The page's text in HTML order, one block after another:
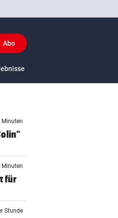
Abo
US-Sport
Minuten
Minuten
für
Stunde